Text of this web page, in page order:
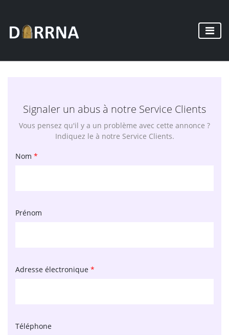
Signaler un abus à notre Service Clients
Vous pensez qu'il y a un problème avec cette annonce ?
Indiquez le à notre Service Clients.
Nom *
Prénom
Adresse électronique *
Téléphone